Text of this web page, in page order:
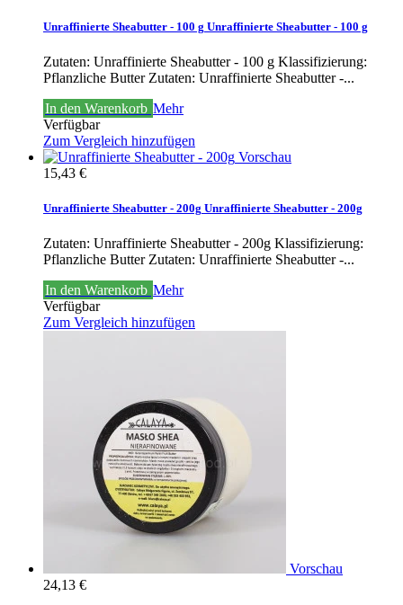
Unraffinierte Sheabutter - 100 g Unraffinierte Sheabutter - 100 g
Zutaten: Unraffinierte Sheabutter - 100 g Klassifizierung:
Pflanzliche Butter Zutaten: Unraffinierte Sheabutter -...
In den Warenkorb Mehr
Verfügbar
Zum Vergleich hinzufügen
Vorschau
15,43 €
Unraffinierte Sheabutter - 200g Unraffinierte Sheabutter - 200g
Zutaten: Unraffinierte Sheabutter - 200g Klassifizierung:
Pflanzliche Butter Zutaten: Unraffinierte Sheabutter -...
In den Warenkorb Mehr
Verfügbar
Zum Vergleich hinzufügen
Vorschau
24,13 €